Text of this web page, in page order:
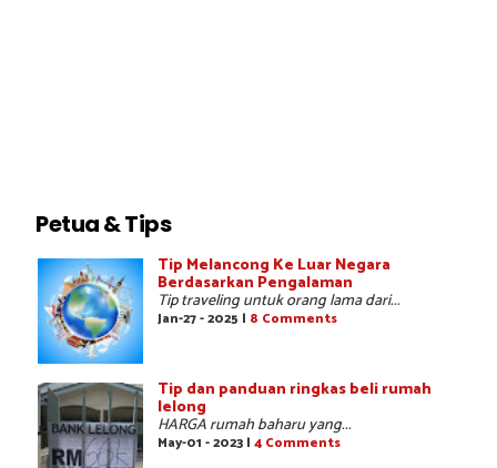
Petua & Tips
Tip Melancong Ke Luar Negara
Berdasarkan Pengalaman
Tip traveling untuk orang lama dari...
Jan-27 - 2025 | 8 Comments
Tip dan panduan ringkas beli rumah
lelong
HARGA rumah baharu yang...
May-01 - 2023 | 4 Comments